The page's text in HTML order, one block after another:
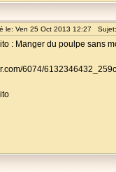
le: Ven 25 Oct 2013 12:27
: Manger du poulpe sans
6074/